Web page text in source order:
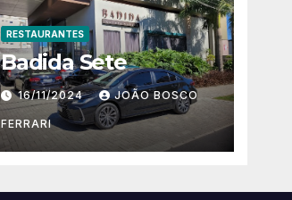
RESTAURANTES
Badida Sete
16/11/2024 JOÃO BOSCO
FERRARI